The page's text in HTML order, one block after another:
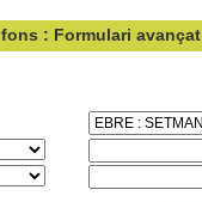
fons : Formulari avançat